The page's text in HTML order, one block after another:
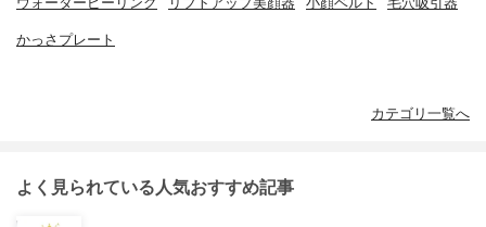
かっさプレート
カテゴリ一覧へ
よく見られている人気おすすめ記事